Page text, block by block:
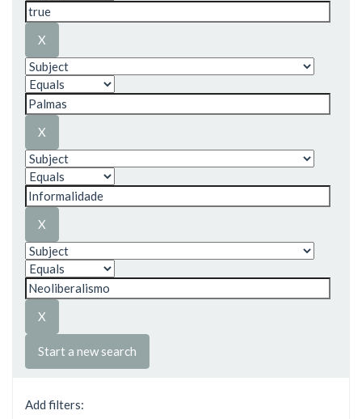
Start a new search
Add filters: